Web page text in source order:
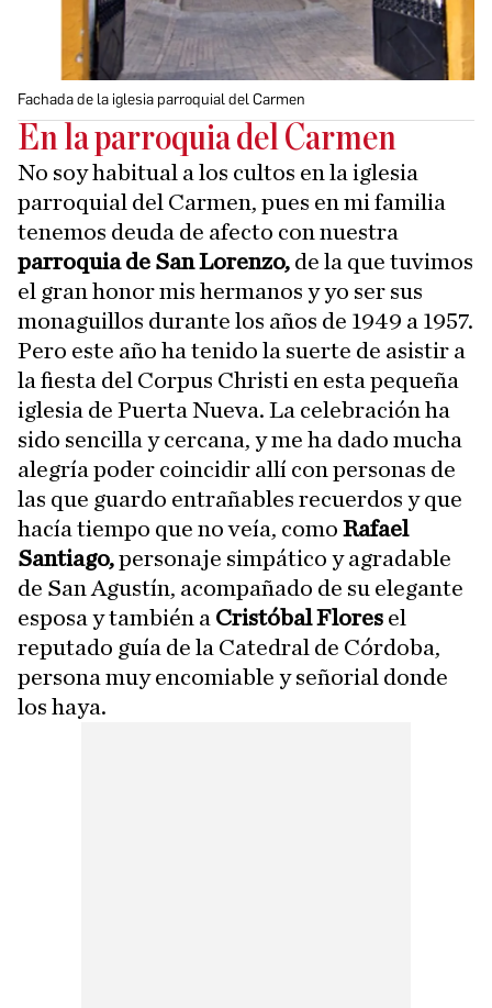
Fachada de la iglesia parroquial del Carmen
En la parroquia del Carmen
No soy habitual a los cultos en la iglesia
parroquial del Carmen, pues en mi familia
tenemos deuda de afecto con nuestra
parroquia de San Lorenzo, de la que tuvimos
el gran honor mis hermanos y yo ser sus
monaguillos durante los años de 1949 a 1957.
Pero este año ha tenido la suerte de asistir a
la fiesta del Corpus Christi en esta pequeña
iglesia de Puerta Nueva. La celebración ha
sido sencilla y cercana, y me ha dado mucha
alegría poder coincidir allí con personas de
las que guardo entrañables recuerdos y que
hacía tiempo que no veía, como Rafael
Santiago,personaje simpático y agradable
de San Agustín, acompañado de su elegante
esposa y también a Cristóbal Flores el
reputado guía de la Catedral de Córdoba,
persona muy encomiable y señorial donde
los haya.